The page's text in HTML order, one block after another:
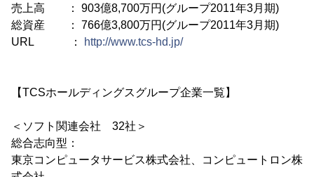
売上高 ： 903億8,700万円(グループ2011年3月期)
総資産 ： 766億3,800万円(グループ2011年3月期)
URL ：
http://www.tcs-hd.jp/
【TCSホールディングスグループ企業一覧】
＜ソフト関連会社 32社＞
総合志向型：
東京コンピュータサービス株式会社、コンピュートロン株